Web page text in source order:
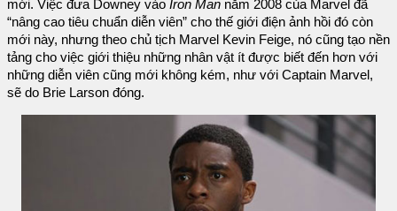
mới. Việc đưa Downey vào Iron Man năm 2008 của Marvel đã
“nâng cao tiêu chuẩn diễn viên” cho thế giới điện ảnh hồi đó còn
mới này, nhưng theo chủ tịch Marvel Kevin Feige, nó cũng tạo nền
tảng cho việc giới thiệu những nhân vật ít được biết đến hơn với
những diễn viên cũng mới không kém, như với Captain Marvel,
sẽ do Brie Larson đóng.